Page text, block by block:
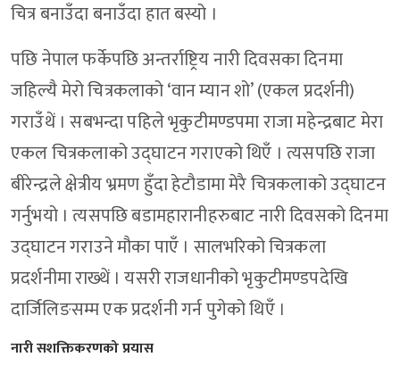
चित्र बनाउँदा बनाउँदा हात बस्यो ।
पछि नेपाल फर्केपछि अन्तर्राष्ट्रिय नारी दिवसका दिनमा
जहिल्यै मेरो चित्रकलाको ‘वान म्यान शो’ (एकल प्रदर्शनी)
गराउँथें । सबभन्दा पहिले भृकुटीमण्डपमा राजा महेन्द्रबाट मेरा
एकल चित्रकलाको उद्घाटन गराएको थिएँ । त्यसपछि राजा
बीरेन्द्रले क्षेत्रीय भ्रमण हुँदा हेटौडामा मेरै चित्रकलाको उद्घाटन
गर्नुभयो । त्यसपछि बडामहारानीहरुबाट नारी दिवसको दिनमा
उद्घाटन गराउने मौका पाएँ । सालभरिको चित्रकला
प्रदर्शनीमा राख्थें । यसरी राजधानीको भृकुटीमण्डपदेखि
दार्जिलिङसम्म एक प्रदर्शनी गर्न पुगेको थिएँ ।
नारी सशक्तिकरणको प्रयास